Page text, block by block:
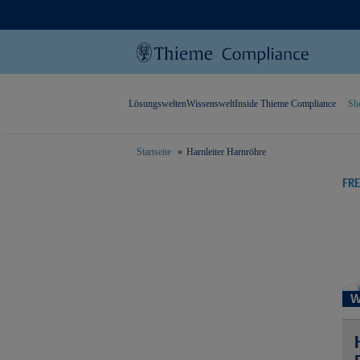
LösungsweltenWissensweltInside Thieme Compliance
Startseite Harnleiter Harnröhre